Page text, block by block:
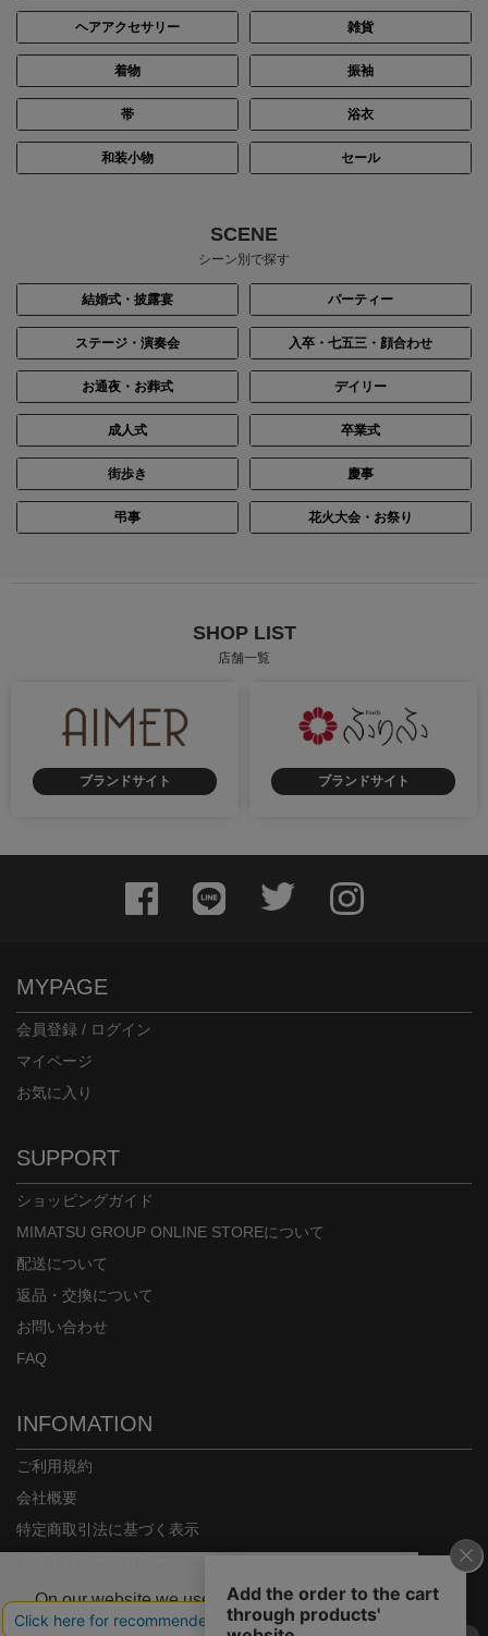
身長：145cm 身長：150cm
身長：144cm 身長：157cm
ヘアアクセサリー 雑貨
着物 振袖
帯 浴衣
和装小物 セール
SCENE
シーン別で探す
結婚式・披露宴 パーティー
ステージ・演奏会 入卒・七五三・顔合わせ
お通夜・お葬式 デイリー
成人式 卒業式
街歩き 慶事
弔事 花火大会・お祭り
SHOP LIST
店舗一覧
ブランドサイト ブランドサイト
MYPAGE
会員登録 / ログイン
マイページ
お気に入り
SUPPORT
ショッピングガイド
MIMATSU GROUP ONLINE STOREについて
配送について
返品・交換について
お問い合わせ
FAQ
INFOMATION
ご利用規約
会社概要
特定商取引法に基づく表示
On our website we use some cookies. These
are necessary for our site to work properly